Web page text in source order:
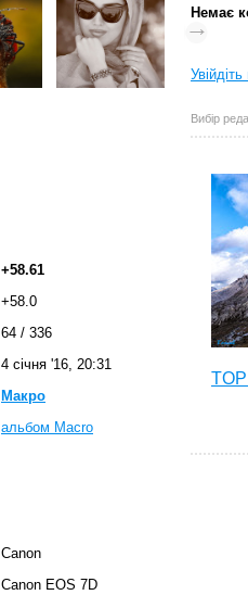
+58.61
+58.0
64 / 336
4 січня '16, 20:31
Макро
альбом Macro
Canon
Canon EOS 7D
Немає
Вибір